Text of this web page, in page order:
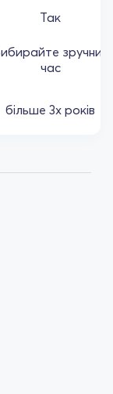
Так
зручний
час
більше 3х років